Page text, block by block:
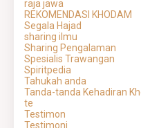
raja jawa
REKOMENDASI KHODAM
Segala Hajad
sharing ilmu
Sharing Pengalaman
Spesialis Trawangan
Spiritpedia
Tahukah anda
Tanda-tanda Kehadiran
te
Testimon
Testimoni